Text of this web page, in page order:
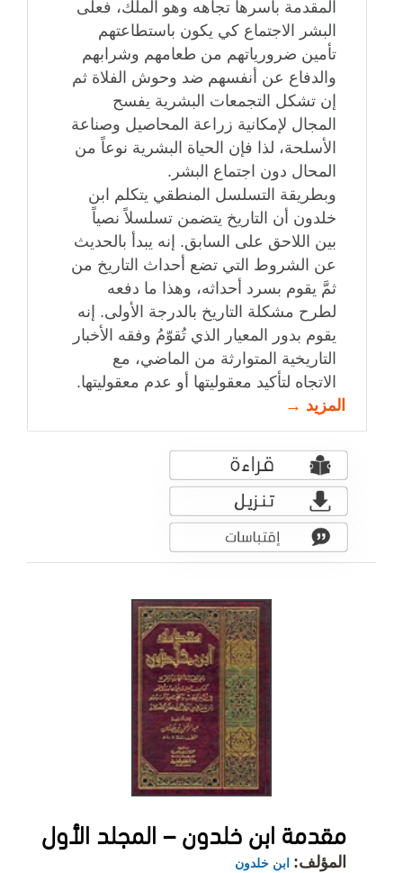
المقدمة بأسرها تجاهه وهو الملك، فعلى
البشر الاجتماع كي يكون باستطاعتهم
تأمين ضرورياتهم من طعامهم وشرابهم
والدفاع عن أنفسهم ضد وحوش الفلاة ثم
إن تشكل التجمعات البشرية يفسح
المجال لإمكانية زراعة المحاصيل وصناعة
الأسلحة، لذا فإن الحياة البشرية نوعاً من
المحال دون اجتماع البشر.
وبطريقة التسلسل المنطقي يتكلم ابن
خلدون أن التاريخ يتضمن تسلسلاً نصياً
بين اللاحق على السابق. إنه يبدأ بالحديث
عن الشروط التي تضع أحداث التاريخ من
ثمَّ يقوم بسرد أحداثه، وهذا ما دفعه
لطرح مشكلة التاريخ بالدرجة الأولى. إنه
يقوم بدور المعيار الذي تُقوّمُ وفقه الأخبار
التاريخية المتوارثة من الماضي، مع
الاتجاه لتأكيد معقوليتها أو عدم معقوليتها.
المزيد →
مقدمة ابن خلدون – المجلد الأول
المؤلف: ابن خلدون